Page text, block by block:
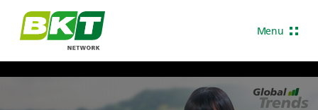
Menu